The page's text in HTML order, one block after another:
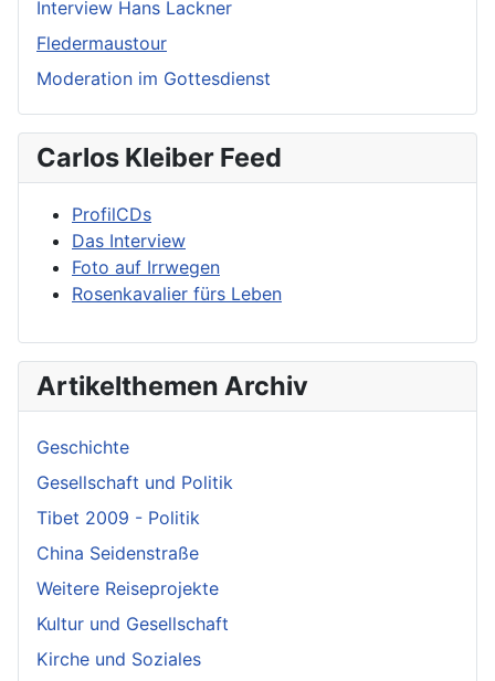
Interview Hans Lackner
Fledermaustour
Moderation im Gottesdienst
Carlos Kleiber Feed
ProfilCDs
Das Interview
Foto auf Irrwegen
Rosenkavalier fürs Leben
Artikelthemen Archiv
Geschichte
Gesellschaft und Politik
Tibet 2009 - Politik
China Seidenstraße
Weitere Reiseprojekte
Kultur und Gesellschaft
Kirche und Soziales